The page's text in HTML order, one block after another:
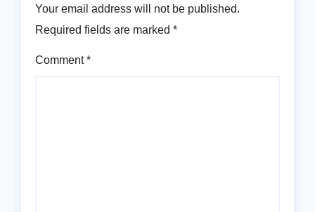
Your email address will not be published.
Required fields are marked *
Comment*